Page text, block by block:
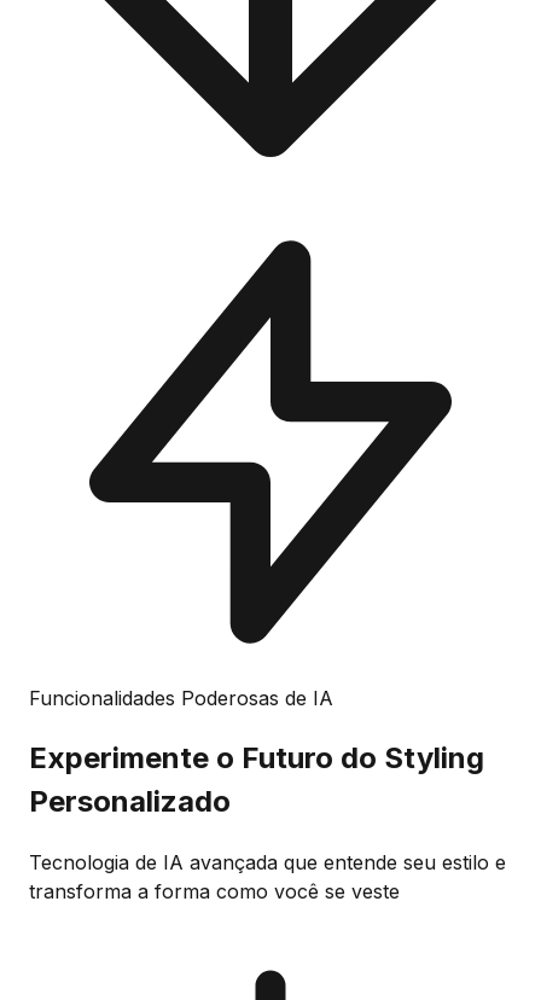
Funcionalidades Poderosas de IA
Experimente o Futuro do Styling
Personalizado
Tecnologia de IA avançada que entende seu estilo e
transforma a forma como você se veste